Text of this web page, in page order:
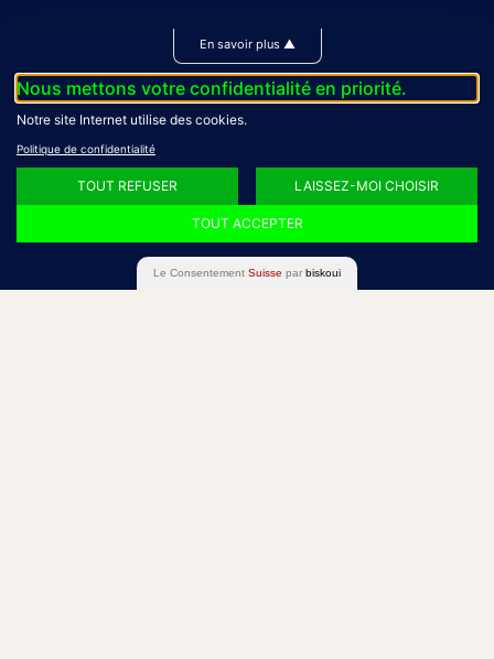
En savoir plus▲
Nous mettons votre confidentialité en priorité.
Notre site Internet utilise des cookies.
Politique de confidentialité
TOUT REFUSER LAISSEZ-MOI CHOISIR
TOUT ACCEPTER
Le Consentement Suisse par biskoui